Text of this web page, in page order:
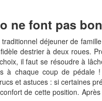
ne font pas
déjeuner de
destrier à deux roues.
il faut se résoudre à
à chaque coup de
et astuces : si certaines
de cette position.